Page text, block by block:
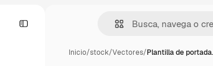
Inicio/stock/Vectores/Plantilla de